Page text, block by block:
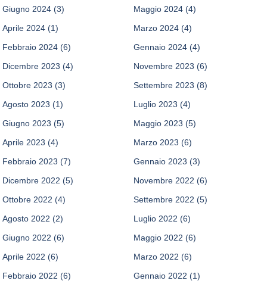
Giugno 2024 (3) Maggio 2024 (4)
Aprile 2024 (1) Marzo 2024 (4)
Febbraio 2024 (6) Gennaio 2024 (4)
Dicembre 2023 (4) Novembre 2023 (6)
Ottobre 2023 (3) Settembre 2023 (8)
Agosto 2023 (1) Luglio 2023 (4)
Giugno 2023 (5) Maggio 2023 (5)
Aprile 2023 (4) Marzo 2023 (6)
Febbraio 2023 (7) Gennaio 2023 (3)
Dicembre 2022 (5) Novembre 2022 (6)
Ottobre 2022 (4) Settembre 2022 (5)
Agosto 2022 (2) Luglio 2022 (6)
Giugno 2022 (6) Maggio 2022 (6)
Aprile 2022 (6) Marzo 2022 (6)
Febbraio 2022 (6) Gennaio 2022 (1)